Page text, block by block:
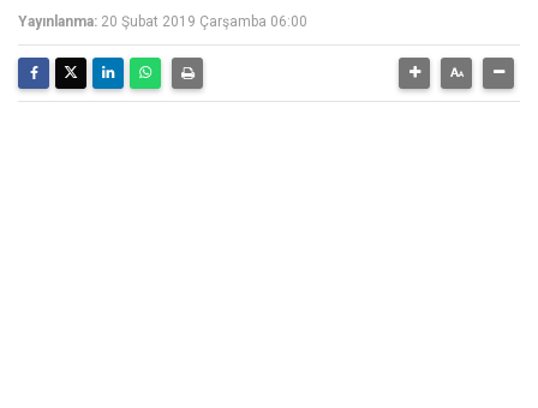
Yayınlanma: 20 Şubat 2019 Çarşamba 06:00